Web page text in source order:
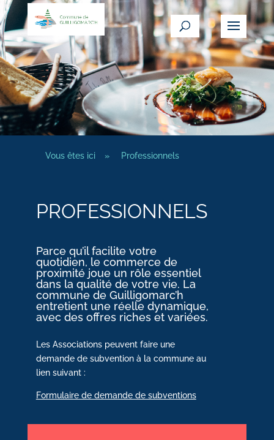
Vous êtes ici » Professionnels
PROFESSIONNELS
Parce qu’il facilite votre
quotidien, le commerce de
proximité joue un rôle essentiel
dans la qualité de votre vie. La
commune de Guilligomarc’h
entretient une réelle dynamique,
avec des offres riches et variées.
Les Associations peuvent faire une
demande de subvention à la commune au
lien suivant :
Formulaire de demande de subventions